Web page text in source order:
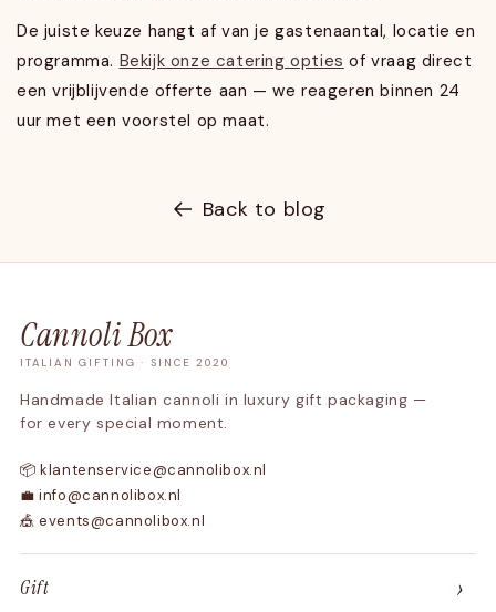
De juiste keuze hangt af van je gastenaantal, locatie en
programma. Bekijk onze catering opties of vraag direct
een vrijblijvende offerte aan — we reageren binnen 24
uur met een voorstel op maat.
Back to blog
Cannoli Box
ITALIAN GIFTING · SINCE 2020
Handmade Italian cannoli in luxury gift packaging —
for every special moment.
📦 klantenservice@cannolibox.nl
💼 info@cannolibox.nl
🎪 events@cannolibox.nl
Gift ›